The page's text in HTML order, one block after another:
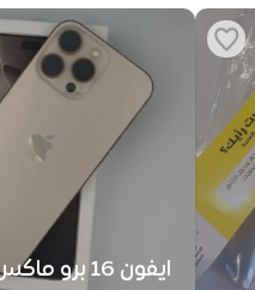
ايفون 16 برو ماكس